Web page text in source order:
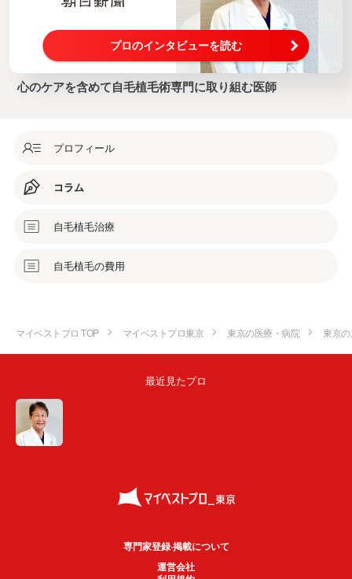
プロのインタビューを読む
心のケアを含めて自毛植毛術専門に取り組む医師
プロフィール
コラム
自毛植毛治療
自毛植毛の費用
マイベストプロ TOP マイベストプロ東京 東京の医療・病院 東京
最近見たプロ
専門家登録·掲載について
運営会社